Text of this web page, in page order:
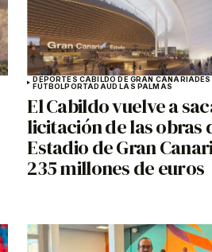
DEPORTES CABILDO DE GRAN CANARIA
FÚTBOLPORTADAUD LAS PALMAS
El Cabildo vuelve a
licitación de las obras
Estadio de Gran
235 millones de euros